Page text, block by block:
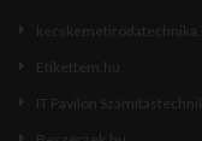
Etikettem.hu
IT Pavilon